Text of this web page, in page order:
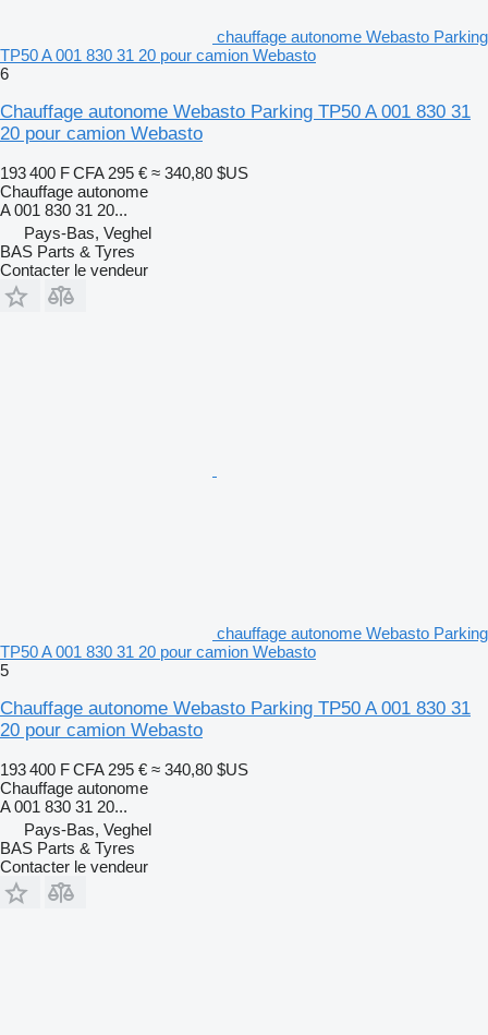
chauffage autonome Webasto Parking
TP50 A 001 830 31 20 pour camion Webasto
6
Chauffage autonome Webasto Parking TP50 A 001 830 31
20 pour camion Webasto
193 400 F CFA 295 € ≈ 340,80 $US
Chauffage autonome
A 001 830 31 20...
Pays-Bas, Veghel
BAS Parts & Tyres
Contacter le vendeur
chauffage autonome Webasto Parking
TP50 A 001 830 31 20 pour camion Webasto
5
Chauffage autonome Webasto Parking TP50 A 001 830 31
20 pour camion Webasto
193 400 F CFA 295 € ≈ 340,80 $US
Chauffage autonome
A 001 830 31 20...
Pays-Bas, Veghel
BAS Parts & Tyres
Contacter le vendeur